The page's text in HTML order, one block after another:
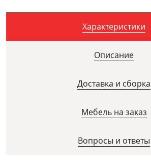
Характеристики
Описание
Доставка и сборка
Мебель на заказ
Вопросы и ответы